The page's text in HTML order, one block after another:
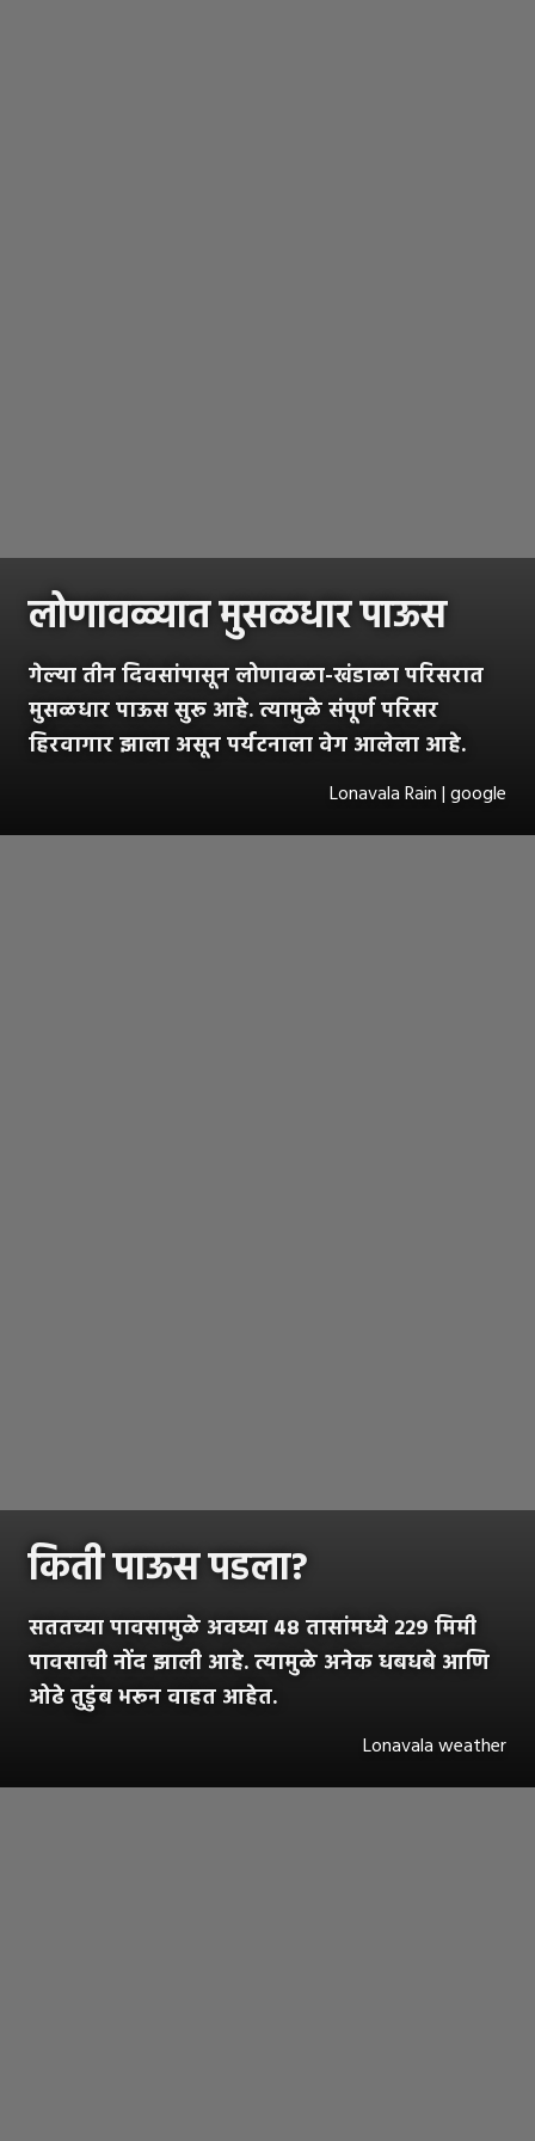
लोणावळ्यात मुसळधार पाऊस
गेल्या तीन दिवसांपासून लोणावळा-खंडाळा परिसरात
मुसळधार पाऊस सुरू आहे. त्यामुळे संपूर्ण परिसर
हिरवागार झाला असून पर्यटनाला वेग आलेला आहे.
Lonavala Rain | google
किती पाऊस पडला?
सततच्या पावसामुळे अवघ्या ४८ तासांमध्ये २२९ मिमी
पावसाची नोंद झाली आहे. त्यामुळे अनेक धबधबे आणि
ओढे तुडुंब भरून वाहत आहेत.
Lonavala weather